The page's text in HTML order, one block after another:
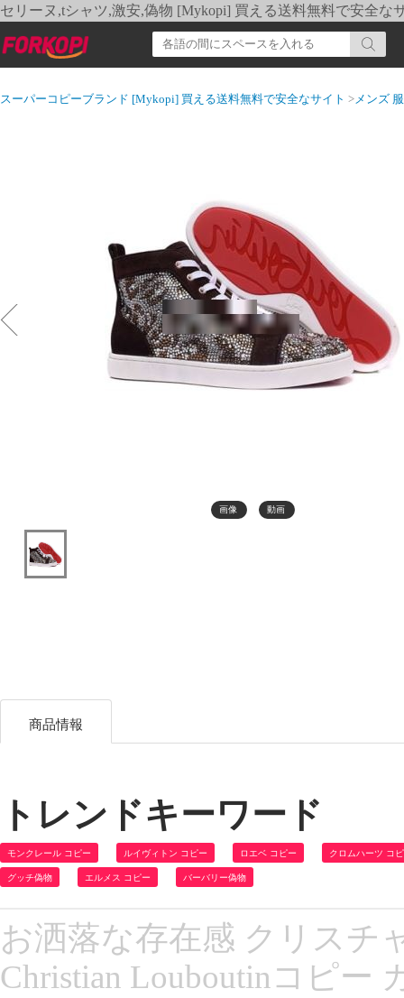
セリーヌ,tシャツ,激安,偽物 [Mykopi] 買える送料無料で安全な
スーパーコピーブランド [Mykopi] 買える送料無料で安全なサイト >メンズ 服
画像 動画
商品情報
トレンドキーワード
モンクレール コピー ルイヴィトン コピー ロエベ コピー クロムハーツ コ
グッチ偽物 エルメス コピー バーバリー偽物
お洒落な存在感 クリスチ
Christian Louboutinコピー